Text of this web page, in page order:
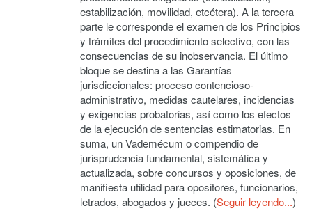
estabilización, movilidad, etcétera). A la tercera
parte le corresponde el examen de los Principios
y trámites del procedimiento selectivo, con las
consecuencias de su inobservancia. El último
bloque se destina a las Garantías
jurisdiccionales: proceso contencioso-
administrativo, medidas cautelares, incidencias
y exigencias probatorias, así como los efectos
de la ejecución de sentencias estimatorias. En
suma, un Vademécum o compendio de
jurisprudencia fundamental, sistemática y
actualizada, sobre concursos y oposiciones, de
manifiesta utilidad para opositores, funcionarios,
letrados, abogados y jueces. (Seguir leyendo...)